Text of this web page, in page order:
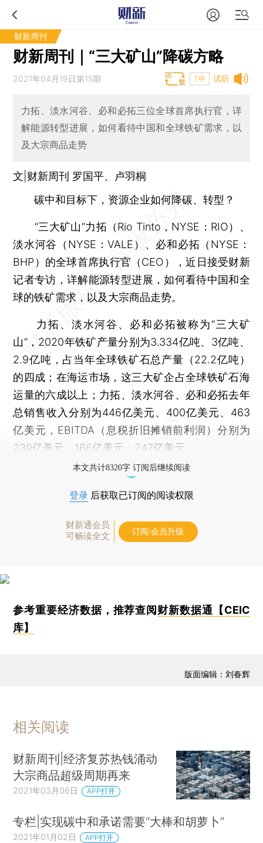
财新周刊
财新周刊｜“三大矿山”降碳方略
试听
2021年04月19日第15期 T中
力拓、淡水河谷、必和必拓三位全球首席执行官，详
解能源转型进展，如何看待中国和全球铁矿需求，以
及大宗商品走势
文|财新周刊 罗国平、卢羽桐
碳中和目标下，资源企业如何降碳、转型？
“三大矿山”力拓（Rio Tinto，NYSE：RIO）、
淡水河谷（NYSE：VALE）、必和必拓（NYSE：
BHP）的全球首席执行官（CEO），近日接受财新
记者专访，详解能源转型进展，如何看待中国和全
球的铁矿需求，以及大宗商品走势。
力拓、淡水河谷、必和必拓被称为“三大矿
山”，2020年铁矿产量分别为3.334亿吨、3亿吨、
2.9亿吨，占当年全球铁矿石总产量（22.2亿吨）
的四成；在海运市场，这三大矿企占全球铁矿石海
运量的六成以上；力拓、淡水河谷、必和必拓去年
总销售收入分别为446亿美元、400亿美元、463
亿美元，EBITDA（息税折旧摊销前利润）分别为
239亿美元、166亿美元、247亿美元。
本文共计8320字 订阅后继续阅读
登录 后获取已订阅的阅读权限
财新通会员
可畅读全文
订阅/会员升级
参考重要经济数据，推荐查阅 财新数据通【CEIC
库】
版面编辑：刘春辉
相关阅读
财新周刊|经济复苏热钱涌动
大宗商品超级周期再来
2021年03月06日 APP打开
专栏|实现碳中和承诺需要“大棒和胡萝卜”
2021年01月02日 APP打开